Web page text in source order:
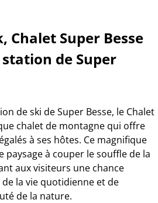
Chalet Super Besse
de Super
de ski de Super Besse, le Chalet
chalet de montagne qui offre
à ses hôtes. Ce magnifique
paysage à couper le souffle de la
aux visiteurs une chance
la vie quotidienne et de
de la nature.